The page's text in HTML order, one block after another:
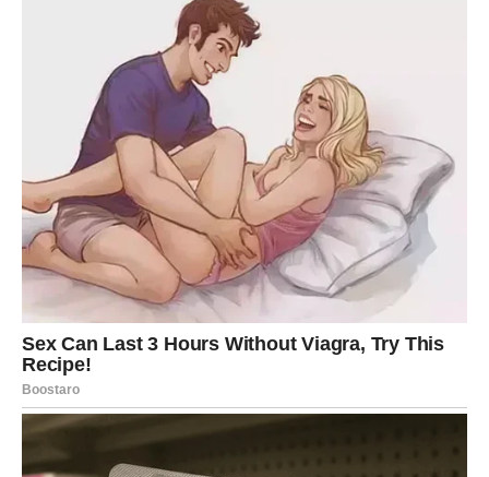
UNUTRAŠNJI BALANS –
NAJVEĆA NAGRADA
Možda najveće iznenađenje neće biti spoljašnje. Biće to
unutrašnje smirenje.
Vaga u ovom periodu prestaje da traži potvrdu spolja.
Prestaje da meri tuđe reakcije. Prestaje da analizira svaku
rečenicu.
Počinje da veruje sebi.
I upravo tada – kada prestanete da sumnjate u sopstveni
osećaj – dolazi potvrda.
Ljudi će želeti vašu energiju. Vaš savet. Vašu blizinu. I vi